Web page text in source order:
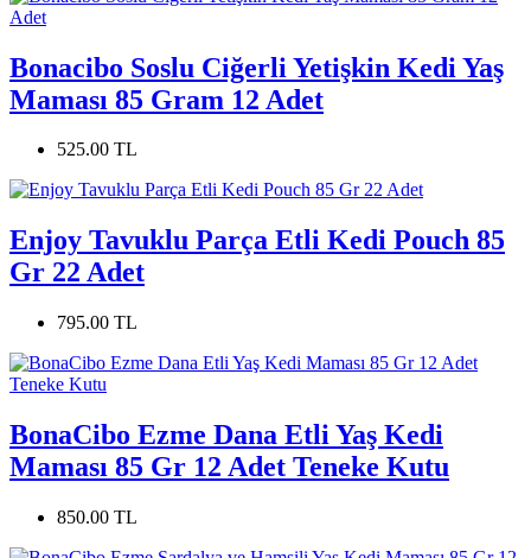
Bonacibo Soslu Ciğerli Yetişkin Kedi Yaş
Maması 85 Gram 12 Adet
525.00 TL
Enjoy Tavuklu Parça Etli Kedi Pouch 85
Gr 22 Adet
795.00 TL
BonaCibo Ezme Dana Etli Yaş Kedi
Maması 85 Gr 12 Adet Teneke Kutu
850.00 TL